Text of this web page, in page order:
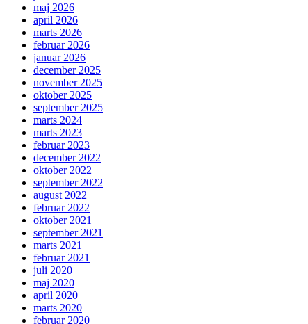
maj 2026
april 2026
marts 2026
februar 2026
januar 2026
december 2025
november 2025
oktober 2025
september 2025
marts 2024
marts 2023
februar 2023
december 2022
oktober 2022
september 2022
august 2022
februar 2022
oktober 2021
september 2021
marts 2021
februar 2021
juli 2020
maj 2020
april 2020
marts 2020
februar 2020